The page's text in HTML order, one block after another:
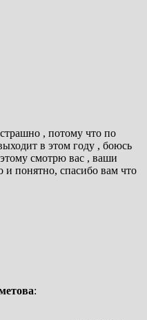
, потому что по
в этом году , боюсь
смотрю вас , ваши
и понятно, спасибо вам что
: